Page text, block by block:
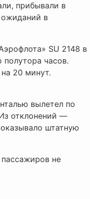
прибывали в
в
SU 2148 в
часов.
20 минут.
вылетел по
отклонений —
штатную
не